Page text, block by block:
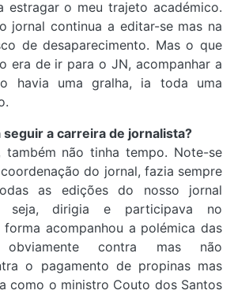
estragar o meu trajeto académico.
jornal continua a editar-se mas na
de desaparecimento. Mas o que
era de ir para o JN, acompanhar a
havia uma gralha, ia toda uma
seguir a carreira de jornalista?
também não tinha tempo. Note-se
do jornal, fazia sempre
as edições do nosso jornal
seja, dirigia e participava no
forma acompanhou a polémica das
obviamente contra mas não
o pagamento de propinas mas
como o ministro Couto dos Santos